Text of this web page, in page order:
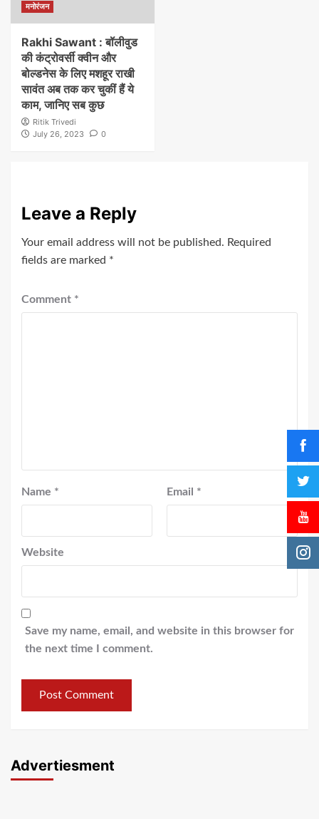
मनोरंजन
Rakhi Sawant : बॉलीवुड
की कंट्रोवर्सी क्वीन और
बोल्डनेस के लिए मशहूर राखी
सावंत अब तक कर चुकीं हैं ये
काम, जानिए सब कुछ
Ritik Trivedi
July 26, 2023
0
Leave a Reply
Your email address will not be published. Required
fields are marked *
Comment *
Name * Email *
Website
Save my name, email, and website in this browser for
the next time I comment.
Advertiesment